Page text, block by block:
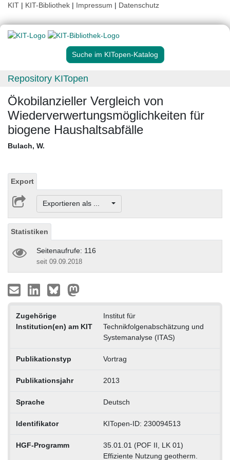
KIT | KIT-Bibliothek | Impressum | Datenschutz
Suche im KITopen-Katalog
Repository KITopen
Ökobilanzieller Vergleich von
Wiederverwertungsmöglichkeiten für
biogene Haushaltsabfälle
Bulach, W.
Export
Exportieren als ...
Statistiken
Seitenaufrufe: 116
seit 09.09.2018
Zugehörige
Institution(en) am KIT
Institut für
Technikfolgenabschätzung und
Systemanalyse (ITAS)
Publikationstyp Vortrag
Publikationsjahr 2013
Sprache Deutsch
Identifikator KITopen-ID: 230094513
HGF-Programm
35.01.01 (POF II, LK 01)
Effiziente Nutzung geotherm.